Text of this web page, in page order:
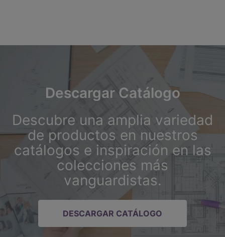
Descargar Catálogo
Descubre una amplia variedad
de productos en nuestros
catálogos e inspiración en las
colecciones más
vanguardistas.
DESCARGAR CATÁLOGO